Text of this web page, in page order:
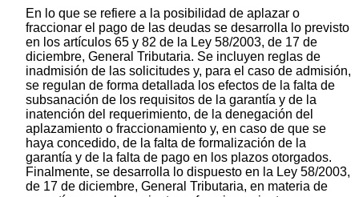
En lo que se refiere a la posibilidad de aplazar o
fraccionar el pago de las deudas se desarrolla lo previsto
en los artículos 65 y 82 de la Ley 58/2003, de 17 de
diciembre, General Tributaria. Se incluyen reglas de
inadmisión de las solicitudes y, para el caso de admisión,
se regulan de forma detallada los efectos de la falta de
subsanación de los requisitos de la garantía y de la
inatención del requerimiento, de la denegación del
aplazamiento o fraccionamiento y, en caso de que se
haya concedido, de la falta de formalización de la
garantía y de la falta de pago en los plazos otorgados.
Finalmente, se desarrolla lo dispuesto en la Ley 58/2003,
de 17 de diciembre, General Tributaria, en materia de